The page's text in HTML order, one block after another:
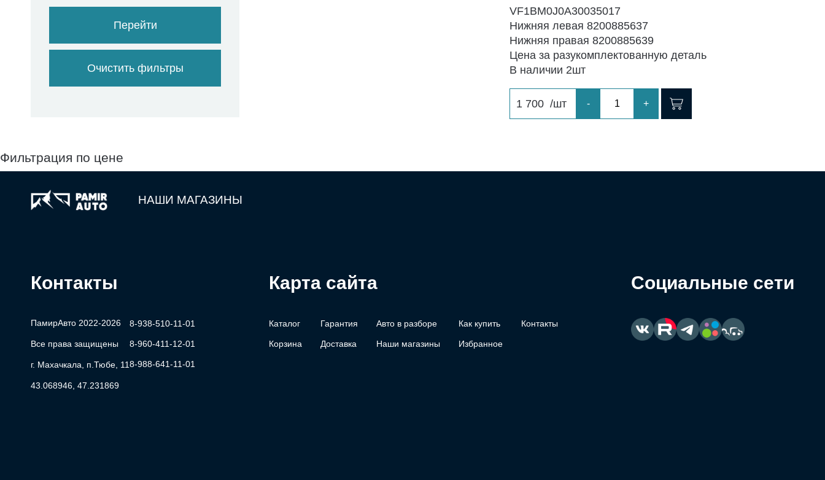
Перейти
Очистить фильтры
VF1BM0J0A30035017
Нижняя левая 8200885637
Нижняя правая 8200885639
Цена за разукомплектованную деталь
В наличии 2шт
1 700 /шт - +
Фильтрация по цене
НАШИ МАГАЗИНЫ
Контакты
ПамирАвто 2022-2026
Все права защищены
г. Махачкала, п.Тюбе, 11
43.068946, 47.231869
8-938-510-11-01
8-960-411-12-01
8-988-641-11-01
Карта сайта
Каталог Гарантия Авто в разборе Как купить Контакты
Корзина Доставка Наши магазины Избранное
Социальные сети